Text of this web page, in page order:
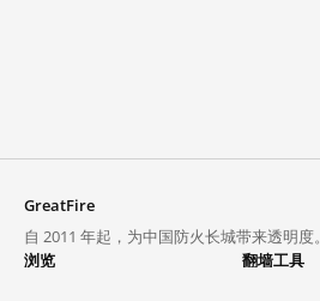
GreatFire
自 2011 年起，为中国防火长城带来透明度。
浏览
翻墙工具